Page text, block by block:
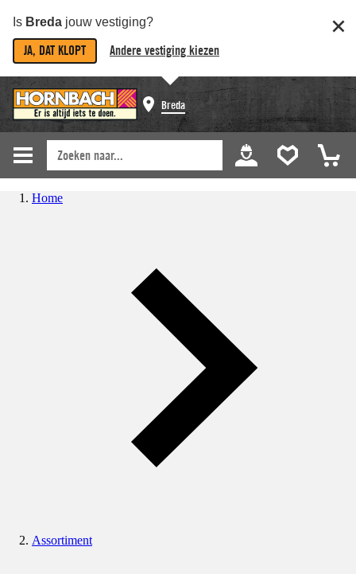
Is Breda jouw vestiging?
JA, DAT KLOPT Andere vestiging kiezen
Breda
Home
Assortiment